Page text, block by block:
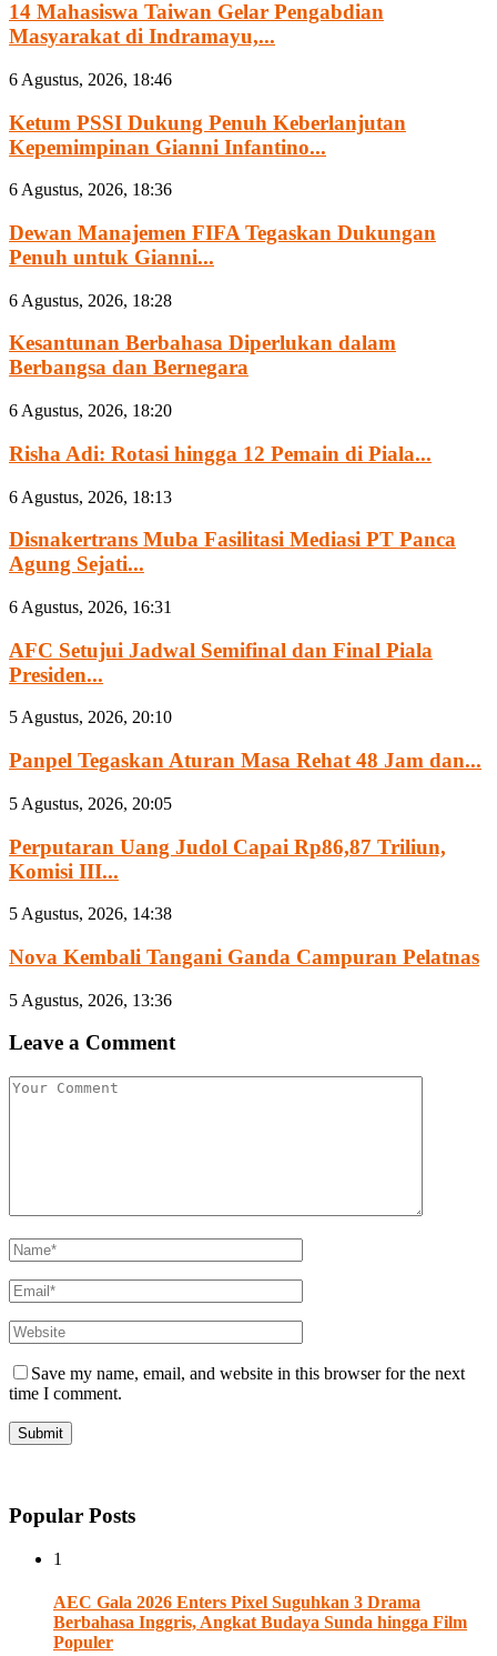
14 Mahasiswa Taiwan Gelar Pengabdian
Masyarakat di Indramayu,...
6 Agustus, 2026, 18:46
Ketum PSSI Dukung Penuh Keberlanjutan
Kepemimpinan Gianni Infantino...
6 Agustus, 2026, 18:36
Dewan Manajemen FIFA Tegaskan Dukungan
Penuh untuk Gianni...
6 Agustus, 2026, 18:28
Kesantunan Berbahasa Diperlukan dalam
Berbangsa dan Bernegara
6 Agustus, 2026, 18:20
Risha Adi: Rotasi hingga 12 Pemain di Piala...
6 Agustus, 2026, 18:13
Disnakertrans Muba Fasilitasi Mediasi PT Panca
Agung Sejati...
6 Agustus, 2026, 16:31
AFC Setujui Jadwal Semifinal dan Final Piala
Presiden...
5 Agustus, 2026, 20:10
Panpel Tegaskan Aturan Masa Rehat 48 Jam dan...
5 Agustus, 2026, 20:05
Perputaran Uang Judol Capai Rp86,87 Triliun,
Komisi III...
5 Agustus, 2026, 14:38
Nova Kembali Tangani Ganda Campuran Pelatnas
5 Agustus, 2026, 13:36
Leave a Comment
Save my name, email, and website in this browser for the next
time I comment.
Popular Posts
1
AEC Gala 2026 Enters Pixel Suguhkan 3 Drama
Berbahasa Inggris, Angkat Budaya Sunda hingga Film
Populer